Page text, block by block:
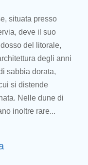
situata presso
deve il suo
del litorale,
degli anni
sabbia dorata,
si distende
Nelle dune di
inoltre rare...